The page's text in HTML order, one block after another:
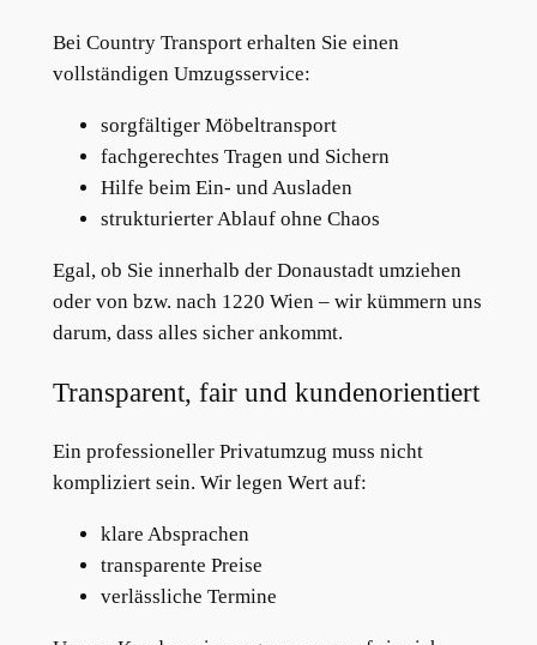
Bei Country Transport erhalten Sie einen
vollständigen Umzugsservice:
sorgfältiger Möbeltransport
fachgerechtes Tragen und Sichern
Hilfe beim Ein- und Ausladen
strukturierter Ablauf ohne Chaos
Egal, ob Sie innerhalb der Donaustadt umziehen
oder von bzw. nach 1220 Wien – wir kümmern uns
darum, dass alles sicher ankommt.
Transparent, fair und kundenorientiert
Ein professioneller Privatumzug muss nicht
kompliziert sein. Wir legen Wert auf:
klare Absprachen
transparente Preise
verlässliche Termine